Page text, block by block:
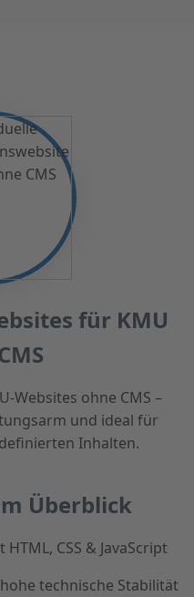
für KMU
Websites ohne CMS –
und ideal für
Inhalten.
Überblick
CSS & JavaScript
technische Stabilität